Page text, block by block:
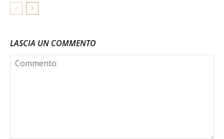
LASCIA UN COMMENTO